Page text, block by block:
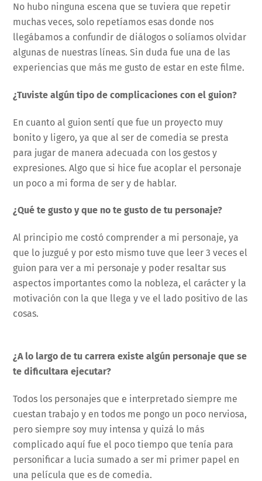
No hubo ninguna escena que se tuviera que repetir
muchas veces, solo repetíamos esas donde nos
llegábamos a confundir de diálogos o solíamos olvidar
algunas de nuestras líneas. Sin duda fue una de las
experiencias que más me gusto de estar en este filme.
¿Tuviste algún tipo de complicaciones con el guion?
En cuanto al guion sentí que fue un proyecto muy
bonito y ligero, ya que al ser de comedia se presta
para jugar de manera adecuada con los gestos y
expresiones. Algo que si hice fue acoplar el personaje
un poco a mi forma de ser y de hablar.
¿Qué te gusto y que no te gusto de tu personaje?
Al principio me costó comprender a mi personaje, ya
que lo juzgué y por esto mismo tuve que leer 3 veces el
guion para ver a mi personaje y poder resaltar sus
aspectos importantes como la nobleza, el carácter y la
motivación con la que llega y ve el lado positivo de las
cosas.
¿A lo largo de tu carrera existe algún personaje que se
te dificultara ejecutar?
Todos los personajes que e interpretado siempre me
cuestan trabajo y en todos me pongo un poco nerviosa,
pero siempre soy muy intensa y quizá lo más
complicado aquí fue el poco tiempo que tenía para
personificar a lucia sumado a ser mi primer papel en
una película que es de comedia.